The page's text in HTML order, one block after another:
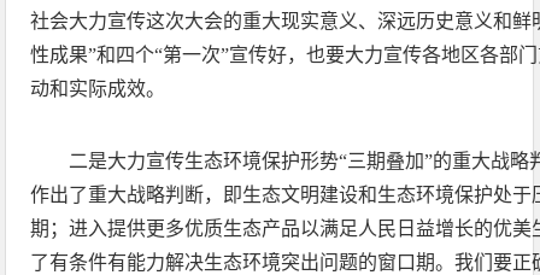
社会大力宣传这次大会的重大现实意义、深远历史意义和鲜
性成果”和四个“第一次”宣传好，也要大力宣传各地区各部
动和实际成效。
二是大力宣传生态环境保护形势“三期叠加”的重大战
作出了重大战略判断，即生态文明建设和生态环境保护处
期；进入提供更多优质生态产品以满足人民日益增长的优
了有条件有能力解决生态环境突出问题的窗口期。我们要